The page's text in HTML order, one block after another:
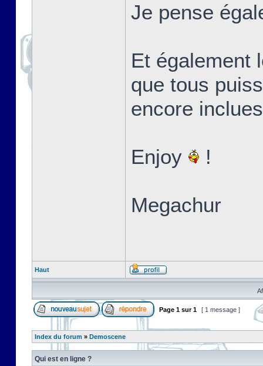
Je pense
Et également
que tous
encore
Enjoy !
Megachur
Haut
Page 1 sur1 [ 1 message ]
Index du forum » Demoscene
Qui est en ligne ?